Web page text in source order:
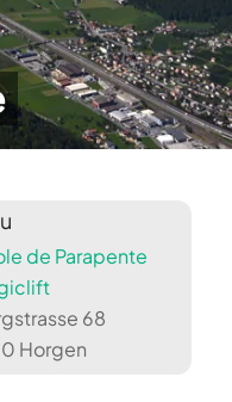
de Parapente
68
Horgen